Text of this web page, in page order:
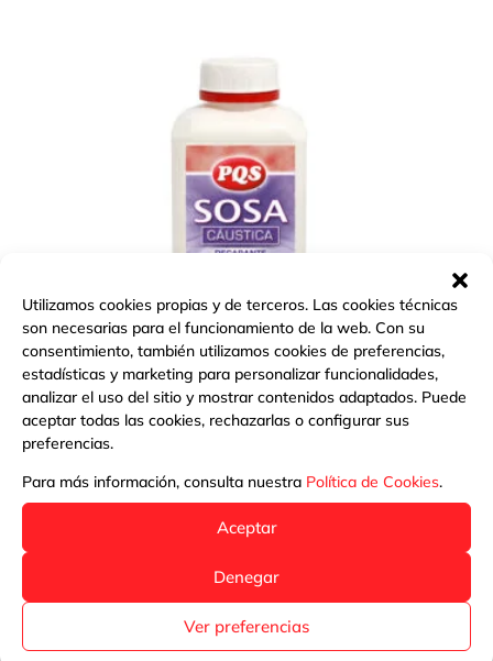
Utilizamos cookies propias y de terceros. Las cookies técnicas
son necesarias para el funcionamiento de la web. Con su
consentimiento, también utilizamos cookies de preferencias,
estadísticas y marketing para personalizar funcionalidades,
analizar el uso del sitio y mostrar contenidos adaptados. Puede
aceptar todas las cookies, rechazarlas o configurar sus
preferencias.
Para más información, consulta nuestra Política de Cookies.
Aceptar
Denegar
Ver preferencias
SOSA CÁUSTICA, PQS